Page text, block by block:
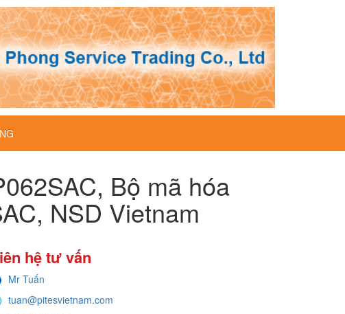
Bộ mã hóa
NSD Vietnam
hệ tư vấn
Mr Tuấn
tuan@pitesvietnam.com